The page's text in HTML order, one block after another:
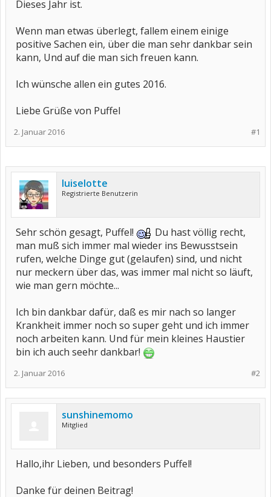
Dieses Jahr ist.
Wenn man etwas überlegt, fallem einem einige
positive Sachen ein, über die man sehr dankbar sein
kann, Und auf die man sich freuen kann.
Ich wünsche allen ein gutes 2016.
Liebe Grüße von Puffel
#1
2. Januar 2016
luiselotte
Registrierte Benutzerin
Sehr schön gesagt, Puffel!
Du hast völlig recht,
man muß sich immer mal wieder ins Bewusstsein
rufen, welche Dinge gut (gelaufen) sind, und nicht
nur meckern über das, was immer mal nicht so läuft,
wie man gern möchte...
Ich bin dankbar dafür, daß es mir nach so langer
Krankheit immer noch so super geht und ich immer
noch arbeiten kann. Und für mein kleines Haustier
bin ich auch seehr dankbar!
#2
2. Januar 2016
sunshinemomo
Mitglied
Hallo,ihr Lieben, und besonders Puffel!
Danke für deinen Beitrag!